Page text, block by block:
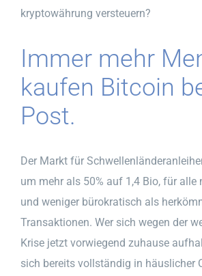
kryptowährung versteuern?
Immer mehr
kaufen Bitcoin
Post.
Der Markt für
um mehr als 50% auf 1,4 Bio, für alle
und weniger bürokratisch als
Transaktionen. Wer sich wegen der
Krise jetzt vorwiegend zuhause
sich bereits vollständig in häuslicher